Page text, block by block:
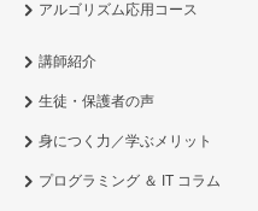
アルゴリズム応用コース
講師紹介
生徒・保護者の声
身につく力／学ぶメリット
プログラミング ＆ IT コラム